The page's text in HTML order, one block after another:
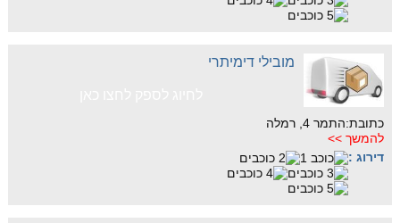
מובילי דימיתרי
כתובת:התמר 4, רמלה
להמשך >>
דירוג :